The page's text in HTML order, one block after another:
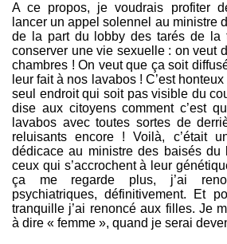
A ce propos, je voudrais profiter
lancer un appel solennel au ministre
de la part du lobby des tarés de la
conserver une vie sexuelle : on veut
chambres ! On veut que ça soit
leur fait à nos lavabos ! C’est
seul endroit qui soit pas visible du
dise aux citoyens comment c’est
lavabos avec toutes sortes de
reluisants encore ! Voilà, c’était
dédicace au ministre des baisés
ceux qui s’accrochent à leur
ça me regarde plus, j’ai
psychiatriques, définitivement. Et
tranquille j’ai renoncé aux filles. Je
à dire « femme », quand je serai